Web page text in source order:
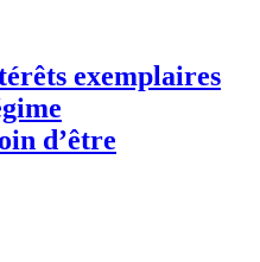
exemplaires
d’être